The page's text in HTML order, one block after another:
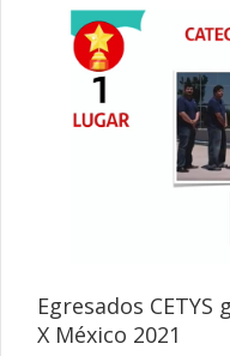
Egresados
X México 2021